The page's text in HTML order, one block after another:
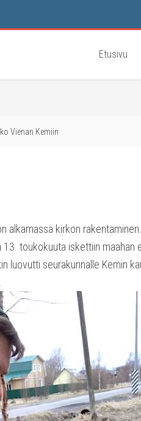
Etusivu
Vienan Kemiin
alkamassa kirkon
toukokuuta iskettiin maahan
luovutti seurakunnalle Kemin